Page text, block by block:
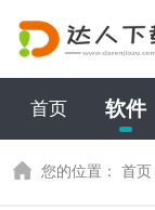
首页 软件
您的位置：首页